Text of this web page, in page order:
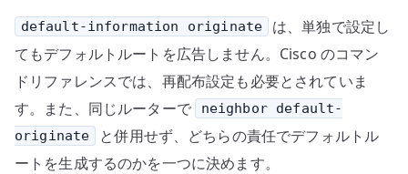
default-information originate
は、単独で設定し
てもデフォルトルートを広告しません。Cisco のコマン
ドリファレンスでは、再配布設定も必要とされていま
す。また、同じルーターで
neighbor default-
originate
と併用せず、どちらの責任でデフォルトル
ートを生成するのかを一つに決めます。